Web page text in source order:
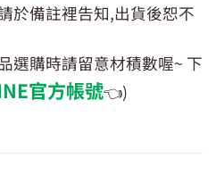
於備註裡告知,出貨後恕不
選購時請留意材積數喔~ 下
官方帳號👈)